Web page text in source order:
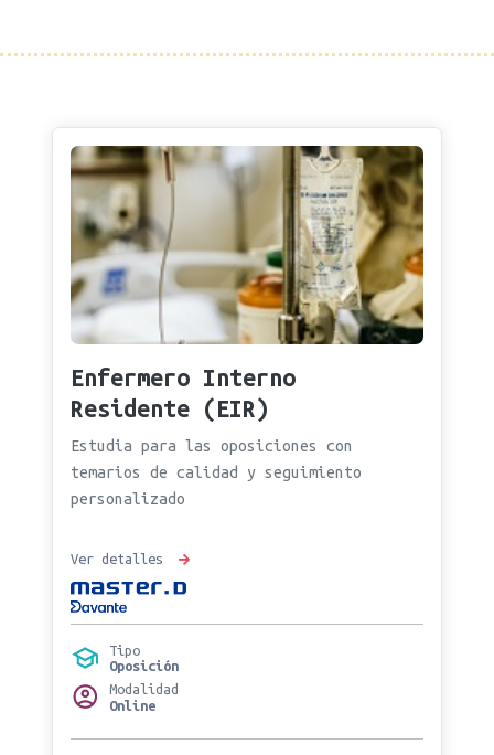
Enfermero Interno
Residente (EIR)
Estudia para las oposiciones con
temarios de calidad y seguimiento
personalizado
Ver detalles
Tipo
Oposición
Modalidad
Online